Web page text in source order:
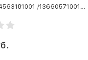
/13660571001 /12595051002